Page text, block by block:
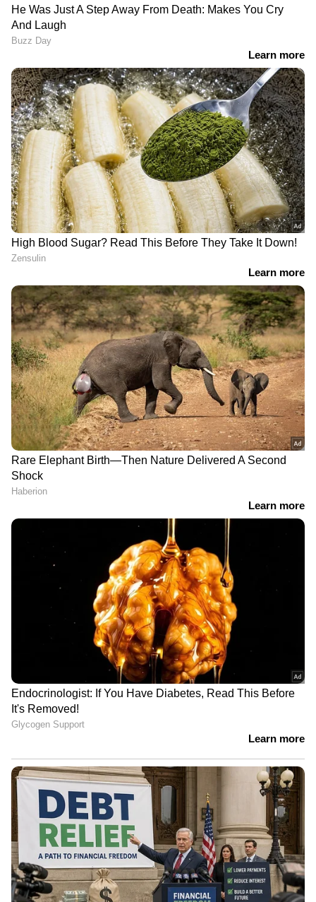
വിഴിഞ്ഞത് അദാനിയുമായി
കൈകോർക്കൽ; 49%
ഓഹരി വാങ്ങി
കേരളത്തിലെ ഏറ്റവും
ഉയർന്ന വിദേശ നിക്ഷേപം
കാക്കനാട് ഏഴാം
സംരക്ഷണ വേലി
സ്ഥാപിച്ചു; അഞ്ച് ലക്ഷം
രൂപ വേലിക്കായി
അനുവദിച്ചെന്ന്
കൗൺസിലർ!
LATEST VIDEOS
സ്ത്രീ ആരോഗ്യ സംരക്ഷണത്തിൽ
രാജ്യത്ത് മാതൃകയാകാൻ
കര്‍ണാടക; 'ഋതുതാരെ' പദ്ധതി
ഒരുങ്ങുന്നു
നിർത്തിയിട്ട കാർ കത്തിച്ചു,
യുവതിയുടെ മേൽ
പെട്രോളൊഴിച്ചു; വീട്ടിൽക്കയറി
യുവാവിന്റെ പരാക്രമം